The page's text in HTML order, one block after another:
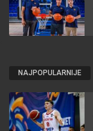
NAJPOPULARNIJE